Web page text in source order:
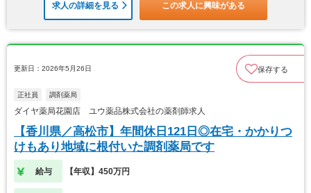
求人の詳細を見る この求人に興味がある
更新日：2026年5月26日 保存する
正社員 調剤薬局
ダイヤ薬局花園店 ユウ薬品株式会社の薬剤師求人
【香川県／高松市】年間休日121日◎在宅・かかりつ
けもあり地域に根付いた調剤薬局です
給与 【年収】450万円